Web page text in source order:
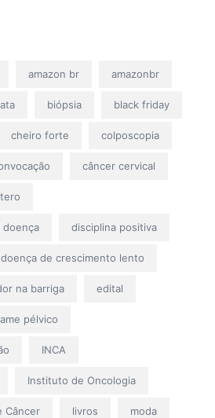
amazon br amazonbr
ata biópsia black friday
cheiro forte colposcopia
câncer cervical
doença disciplina positiva
doença de crescimento lento
na barriga edital
pélvico
INCA
Instituto de Oncologia
Câncer livros moda